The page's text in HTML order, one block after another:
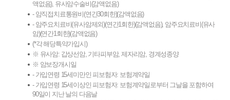
액없음), 유사암수술비(감액없음)
- 암직접치료통원비(연간30회한)(감액없음)
- 암주요치료비(유사암제외)(연간1회한)(감액없음), 암주요치료비(유사
암)(연간1회한)(감액없음)
(*각 해당특약가입시)
※ 유사암: 갑상선암, 기타피부암, 제자리암, 경계성종양
※ 암보장개시일
- 가입연령 15세미만인 피보험자: 보험계약일
- 가입연령 15세이상인 피보험자: 보험계약일로부터 그날을 포함하여
90일이 지난 날의 다음날